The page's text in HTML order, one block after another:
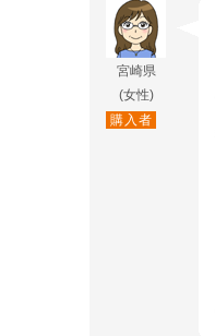
宮崎県
(女性)
購入者